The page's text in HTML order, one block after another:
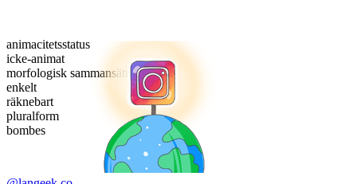
animacitetsstatus
icke-animat
morfologisk sammansättning
enkelt
räknebart
pluralform
bombes